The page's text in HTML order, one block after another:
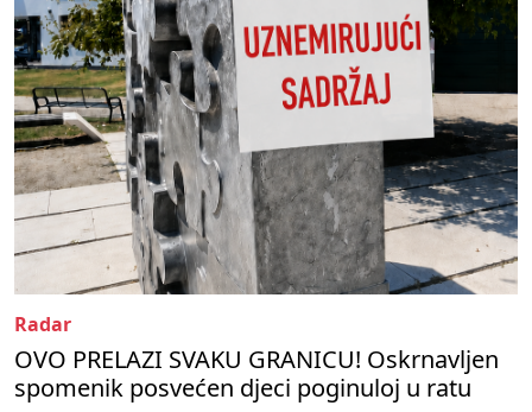
Radar
OVO PRELAZI SVAKU GRANICU! Oskrnavljen
spomenik posvećen djeci poginuloj u ratu